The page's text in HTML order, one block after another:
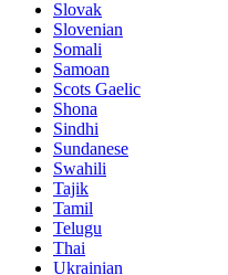
Slovak
Slovenian
Somali
Samoan
Scots Gaelic
Shona
Sindhi
Sundanese
Swahili
Tajik
Tamil
Telugu
Thai
Ukrainian